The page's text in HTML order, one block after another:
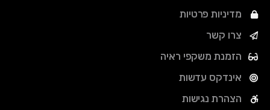
מדיניות פרטיות
צרו קשר
הזמנת משקפי ראיה
אינדקס עדשות
הצהרת נגישות